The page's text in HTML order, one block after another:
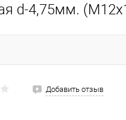
d-4,75мм.
Добавить отзыв